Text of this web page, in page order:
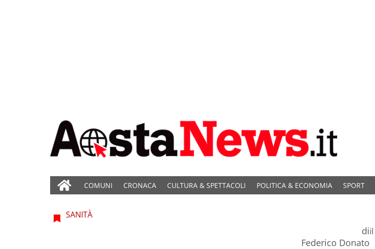
COMUNI CRONACA CULTURA & SPETTACOLI POLITICA & ECONOMIA SPORT
SANITÀ
di
Federico Donato
il